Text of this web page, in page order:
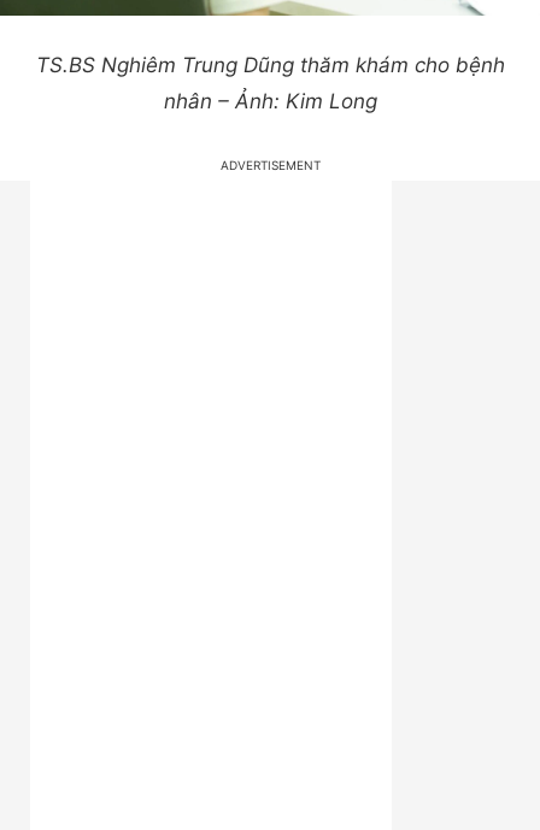
TS.BS Nghiêm Trung Dũng thăm khám cho bệnh
nhân – Ảnh: Kim Long